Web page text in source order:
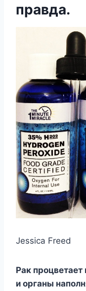
правда.
Jessica Freed
Рак процветает
и органы